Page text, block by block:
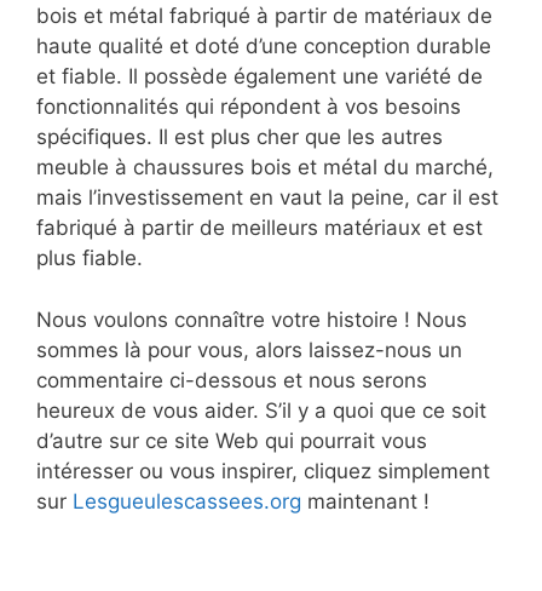
bois et métal fabriqué à partir de matériaux de
haute qualité et doté d’une conception durable
et fiable. Il possède également une variété de
fonctionnalités qui répondent à vos besoins
spécifiques. Il est plus cher que les autres
meuble à chaussures bois et métal du marché,
mais l’investissement en vaut la peine, car il est
fabriqué à partir de meilleurs matériaux et est
plus fiable.
Nous voulons connaître votre histoire ! Nous
sommes là pour vous, alors laissez-nous un
commentaire ci-dessous et nous serons
heureux de vous aider. S’il y a quoi que ce soit
d’autre sur ce site Web qui pourrait vous
intéresser ou vous inspirer, cliquez simplement
sur Lesgueulescassees.org maintenant !